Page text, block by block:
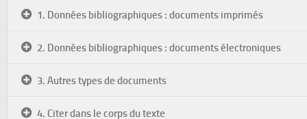
1. Données bibliographiques : documents imprimés
2. Données bibliographiques : documents électroniques
3. Autres types de documents
4. Citer dans le corps du texte